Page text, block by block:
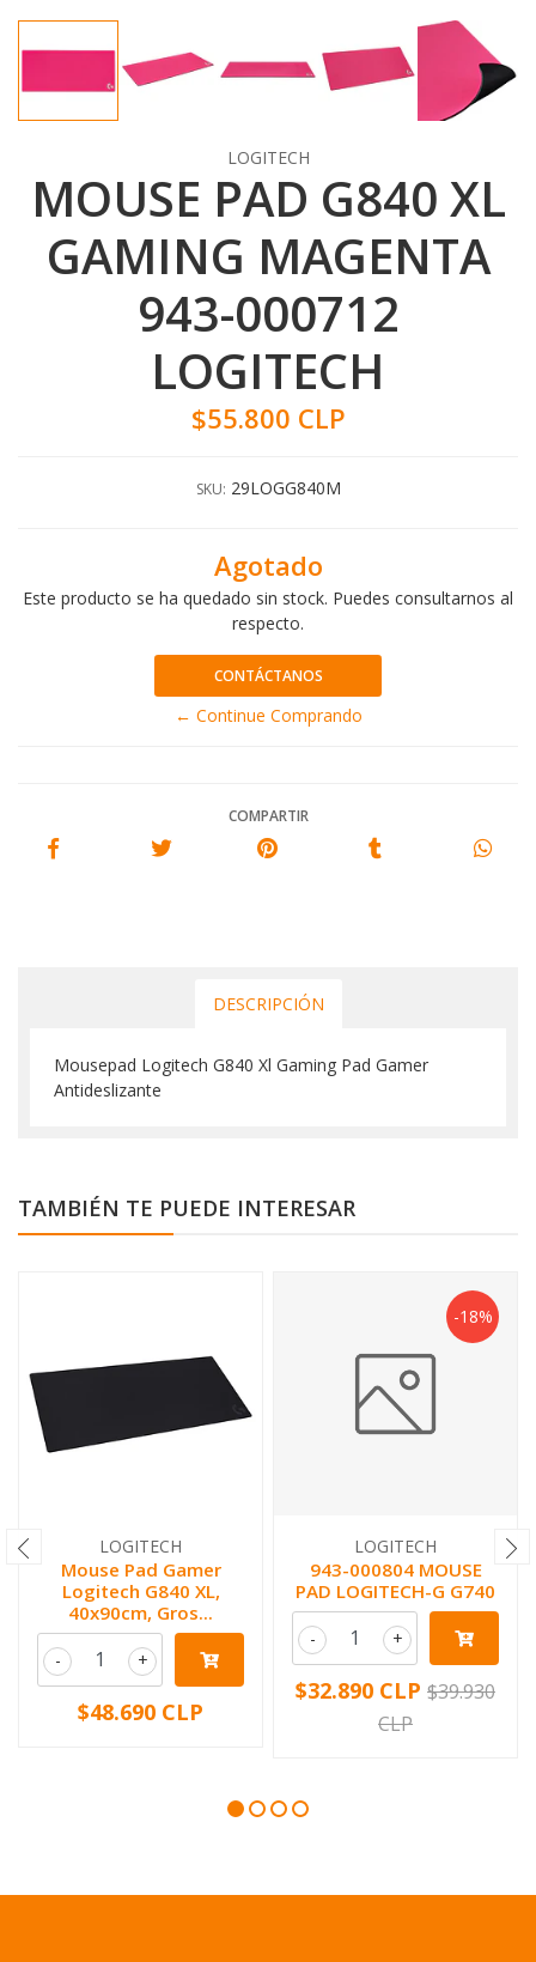
LOGITECH
MOUSE PAD G840 XL
GAMING MAGENTA
943-000712
LOGITECH
$55.800 CLP
SKU: 29LOGG840M
Agotado
Este producto se ha quedado sin stock. Puedes consultarnos al
respecto.
CONTÁCTANOS
← Continue Comprando
COMPARTIR
DESCRIPCIÓN
Mousepad Logitech G840 Xl Gaming Pad Gamer
Antideslizante
TAMBIÉN TE PUEDE INTERESAR
LOGITECH
Mouse Pad Gamer
Logitech G840 XL,
40x90cm, Gros...
+
-
$48.690 CLP
-18%
LOGITECH
943-000804 MOUSE
PAD LOGITECH-G G740
+
-
$32.890 CLP $39.930
CLP